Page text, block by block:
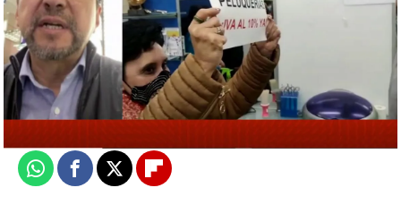
Laura Simón
Actualizado:25 de noviembre de 2021, 10:15
25 de noviembre de 2021, 10:05
WhatsappFacebook
X Flipboard